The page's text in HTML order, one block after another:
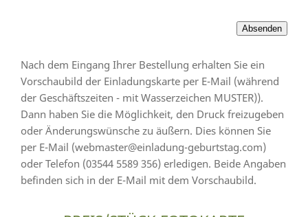
Nach dem Eingang Ihrer Bestellung erhalten Sie ein
Vorschaubild der Einladungskarte per E-Mail (während
der Geschäftszeiten - mit Wasserzeichen MUSTER)).
Dann haben Sie die Möglichkeit, den Druck freizugeben
oder Änderungswünsche zu äußern. Dies können Sie
per E-Mail (webmaster@einladung-geburtstag.com)
oder Telefon (03544 5589 356) erledigen. Beide Angaben
befinden sich in der E-Mail mit dem Vorschaubild.